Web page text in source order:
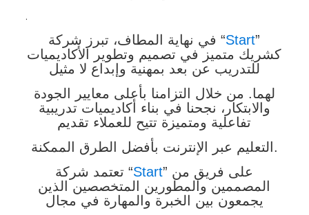
.
في نهاية المطاف، تبرز شركة “Start”
كشريك متميز في تصميم وتطوير الأكاديميات
للتدريب عن بعد بمهنية وإبداع لا مثيل
لهما. من خلال التزامنا بأعلى معايير الجودة
والابتكار، نجحنا في بناء أكاديميات تدريبية
تفاعلية ومتميزة تتيح للعملاء تقديم
التعليم عبر الإنترنت بأفضل الطرق الممكنة.
تعتمد شركة “Start” على فريق من
المصممين والمطورين المتخصصين الذين
يجمعون بين الخبرة والمهارة في مجال